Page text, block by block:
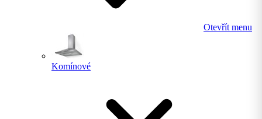
Otevřít menu
Komínové